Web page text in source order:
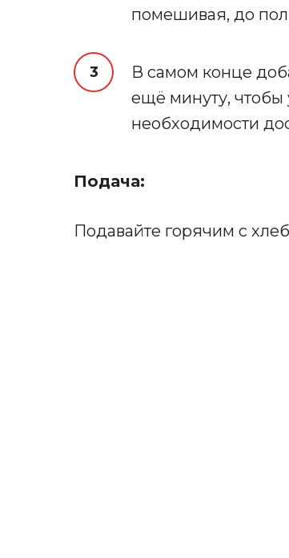
помешивая, до
В самом конце
ещё минуту, чтобы
необходимости
Подача:
Подавайте горячим с